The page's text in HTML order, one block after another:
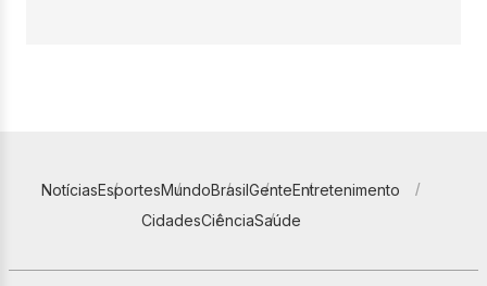
NotíciasEsportesMundoBrasilGenteEntretenimento
CidadesCiênciaSaúde